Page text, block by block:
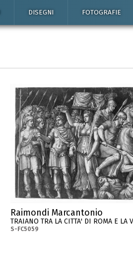
DISEGNI FOTOGRAFIE
Raimondi Marcantonio
TRAIANO TRA LA CITTA' DI ROMA E LA
S-FC5059